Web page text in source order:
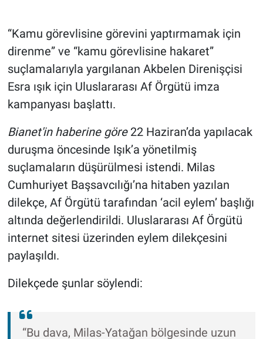
“Kamu görevlisine görevini yaptırmamak için
direnme” ve “kamu görevlisine hakaret”
suçlamalarıyla yargılanan Akbelen Direnişçisi
Esra ışık için Uluslararası Af Örgütü imza
kampanyası başlattı.
Bianet'in haberine göre 22 Haziran’da yapılacak
duruşma öncesinde Işık’a yönetilmiş
suçlamaların düşürülmesi istendi. Milas
Cumhuriyet Başsavcılığı’na hitaben yazılan
dilekçe, Af Örgütü tarafından ‘acil eylem’ başlığı
altında değerlendirildi. Uluslararası Af Örgütü
internet sitesi üzerinden eylem dilekçesini
paylaşıldı.
Dilekçede şunlar söylendi:
“Bu dava, Milas-Yatağan bölgesinde uzun